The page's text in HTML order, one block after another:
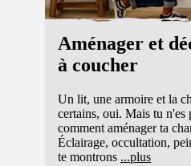
Aménager et
à coucher
Un lit, une armoire et la
certains, oui. Mais tu n'es
comment aménager ta
Éclairage, occultation,
te montrons ...plus